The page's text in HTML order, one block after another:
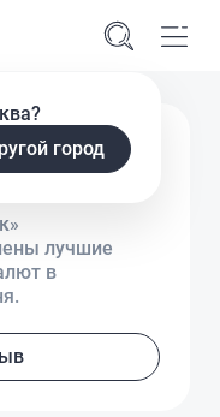
город
лучшие
в